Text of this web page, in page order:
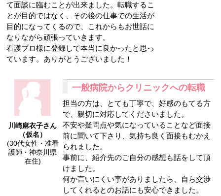
て面談に臨むことが出来ました。転職するこ
とが目的ではなく、その後の仕事での生活が
目的になってくるので、これからもお世話に
なりながら頑張っていきます。
看護プロ様に登録して本当に良かったと思っ
ています。ありがとうございました！
川崎麻衣子さん
（仮名）
(30代女性・准看
護師・神奈川県
在住)
一般病院からクリニックへの転職
担当の方は、とても丁寧で、好感のもてる方
で、親切に対応してくださいました。
不安や疑問点や気になっていることなど面接
前に聞いて下さり、気持ち良く面接もむかえ
られました。
事前に、紹介先のご自分の感想も話をして頂
けました。
何か言いにくい事がありましたら、自ら交渉
してくれるとのお話にも安心できました。